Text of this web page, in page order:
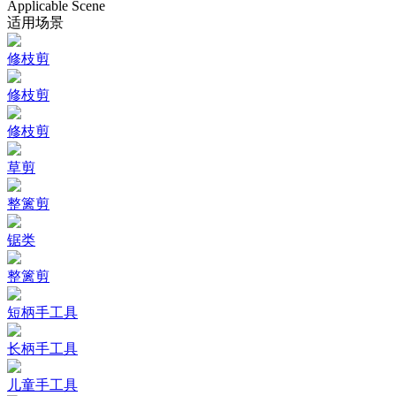
Applicable Scene
适用场景
修枝剪
修枝剪
修枝剪
草剪
整篱剪
锯类
整篱剪
短柄手工具
长柄手工具
儿童手工具